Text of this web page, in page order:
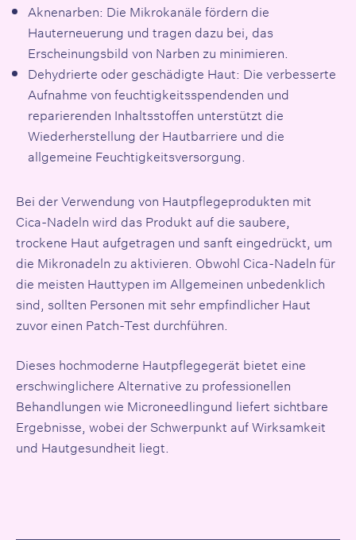
Aknenarben: Die Mikrokanäle fördern die
Hauterneuerung und tragen dazu bei, das
Erscheinungsbild von Narben zu minimieren.
Dehydrierte oder geschädigte Haut: Die verbesserte
Aufnahme von feuchtigkeitsspendenden und
reparierenden Inhaltsstoffen unterstützt die
Wiederherstellung der Hautbarriere und die
allgemeine Feuchtigkeitsversorgung.
Bei der Verwendung von Hautpflegeprodukten mit
Cica-Nadeln wird das Produkt auf die saubere,
trockene Haut aufgetragen und sanft eingedrückt, um
die Mikronadeln zu aktivieren. Obwohl Cica-Nadeln für
die meisten Hauttypen im Allgemeinen unbedenklich
sind, sollten Personen mit sehr empfindlicher Haut
zuvor einen Patch-Test durchführen.
Dieses hochmoderne Hautpflegegerät bietet eine
erschwinglichere Alternative zu professionellen
Behandlungen wie Microneedlingund liefert sichtbare
Ergebnisse, wobei der Schwerpunkt auf Wirksamkeit
und Hautgesundheit liegt.